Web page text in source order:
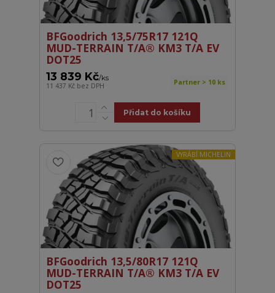
BFGoodrich 13,5/75R17 121Q
MUD-TERRAIN T/A® KM3 T/A EV
DOT25
13 839 Kč/ks
11 437 Kč bez DPH Partner > 10 ks
Přidat do košíku
VYRÁBÍ MICHELIN
BFGoodrich 13,5/80R17 121Q
MUD-TERRAIN T/A® KM3 T/A EV
DOT25